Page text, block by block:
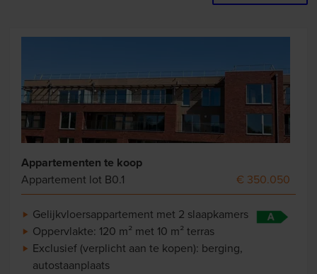
Appartementen te koop
Appartement lot B0.1
€ 350.050
Gelijkvloersappartement met 2 slaapkamers
Oppervlakte: 120 m² met 10 m² terras
Exclusief (verplicht aan te kopen): berging,
autostaanplaats